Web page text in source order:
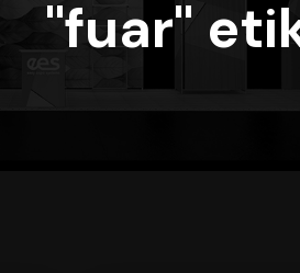
"fuar"